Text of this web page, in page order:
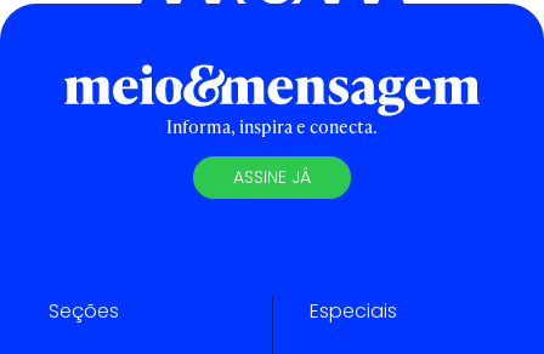
Informa, inspira e conecta.
ASSINE JÁ
Seções Especiais